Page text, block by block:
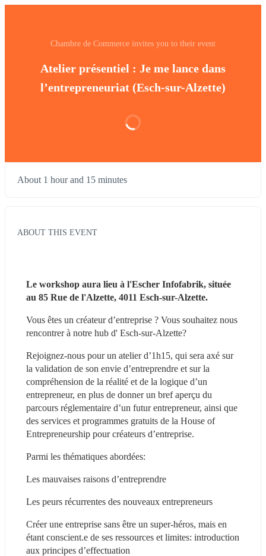
Chambre de Commerce invites you to their event
Atelier présentiel : Je me lance dans
l’entrepreneuriat (Esch-sur-Alzette)
About 1 hour and 15 minutes
ABOUT THIS EVENT
Le workshop aura lieu à l'Escher Infofabrik, située
au 85 Rue de l'Alzette, 4011 Esch-sur-Alzette.
Vous êtes un créateur d’entreprise ? Vous souhaitez nous
rencontrer à notre hub d' Esch-sur-Alzette?
Rejoignez-nous pour un atelier d’1h15, qui sera axé sur
la validation de son envie d’entreprendre et sur la
compréhension de la réalité et de la logique d’un
entrepreneur, en plus de donner un bref aperçu du
parcours réglementaire d’un futur entrepreneur, ainsi que
des services et programmes gratuits de la House of
Entrepreneurship pour créateurs d’entreprise.
Parmi les thématiques abordées:
Les mauvaises raisons d’entreprendre
Les peurs récurrentes des nouveaux entrepreneurs
Créer une entreprise sans être un super-héros, mais en
étant conscient.e de ses ressources et limites: introduction
aux principes d’effectuation